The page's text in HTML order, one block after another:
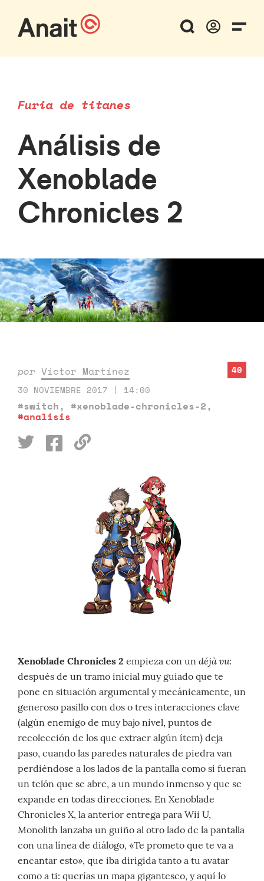
Furia de titanes
Análisis de
Xenoblade
Chronicles 2
por Víctor Martínez
30 NOVIEMBRE 2017 | 14:00
#switch, #xenoblade-chronicles-2,
#analisis
40
Xenoblade Chronicles 2 empieza con un déjà vu:
después de un tramo inicial muy guiado que te
pone en situación argumental y mecánicamente, un
generoso pasillo con dos o tres interacciones clave
(algún enemigo de muy bajo nivel, puntos de
recolección de los que extraer algún ítem) deja
paso, cuando las paredes naturales de piedra van
perdiéndose a los lados de la pantalla como si fueran
un telón que se abre, a un mundo inmenso y que se
expande en todas direcciones. En Xenoblade
Chronicles X, la anterior entrega para Wii U,
Monolith lanzaba un guiño al otro lado de la pantalla
con una línea de diálogo, «Te prometo que te va a
encantar esto», que iba dirigida tanto a tu avatar
como a ti: querías un mapa gigantesco, y aquí lo